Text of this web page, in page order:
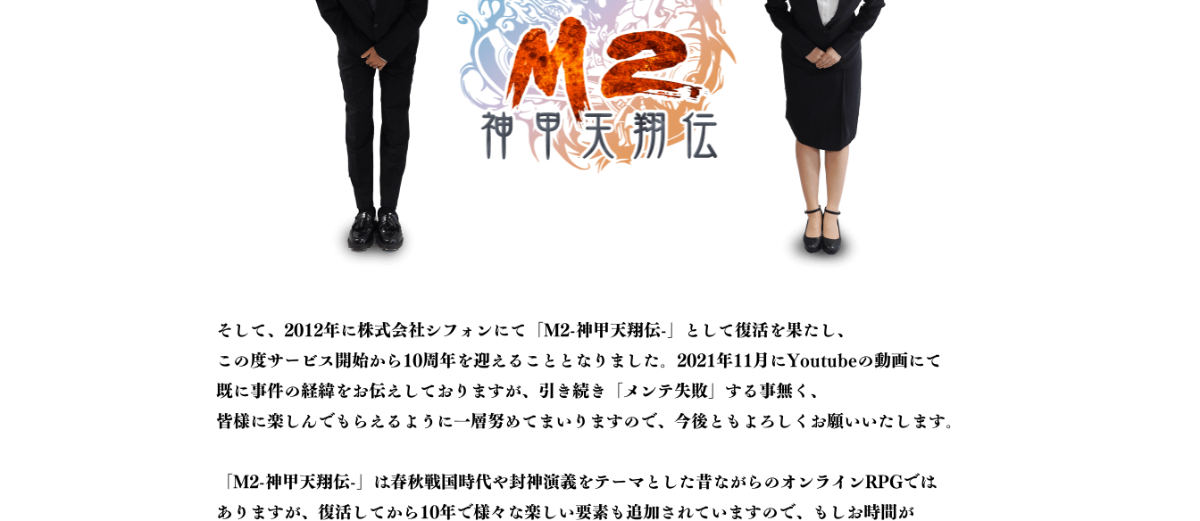
そして、2012年に株式会社シフォンにて「M2-神甲天翔伝-」として復活を果たし、
この度サービス開始から10周年を迎えることとなりました。2021年11月にYoutubeの動画にて
既に事件の経緯をお伝えしておりますが、引き続き「メンテ失敗」する事無く、
皆様に楽しんでもらえるように一層努めてまいりますので、今後ともよろしくお願いいたします。
「M2-神甲天翔伝-」は春秋戦国時代や封神演義をテーマとした昔ながらのオンラインRPGでは
ありますが、復活してから10年で様々な楽しい要素も追加されていますので、もしお時間が